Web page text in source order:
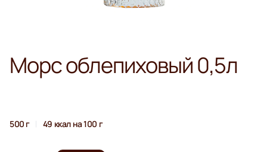
Морс облепиховый 0,5л
500 г 49 ккал на 100 г